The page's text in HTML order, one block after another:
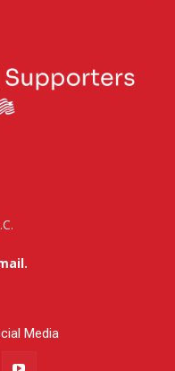
Media